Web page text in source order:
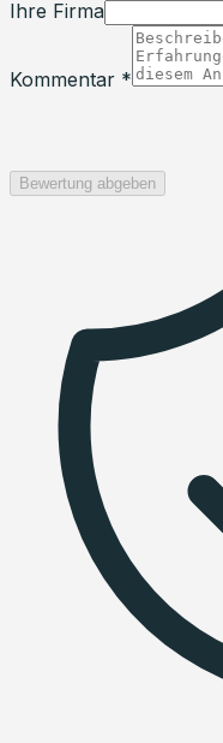
Ihre Firma
Kommentar *
Bewertung abgeben